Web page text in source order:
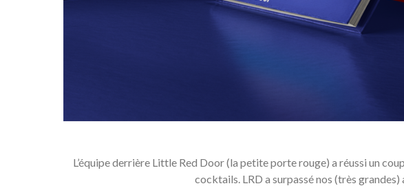
L’équipe derrière Little Red Door (la petite porte rouge) a réussi un
cocktails. LRD a surpassé nos (très